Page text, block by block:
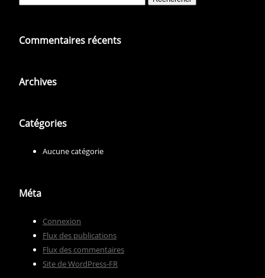
Commentaires récents
Archives
Catégories
Aucune catégorie
Méta
Connexion
Flux des publications
Flux des commentaires
Site de WordPress-FR